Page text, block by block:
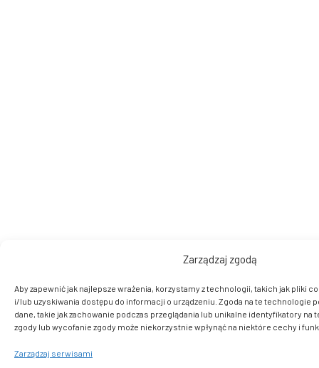
Zarządzaj zgodą
Aby zapewnić jak najlepsze wrażenia, korzystamy z technologii, takich jak pliki
i/lub uzyskiwania dostępu do informacji o urządzeniu. Zgoda na te technologie
dane, takie jak zachowanie podczas przeglądania lub unikalne identyfikatory na
zgody lub wycofanie zgody może niekorzystnie wpłynąć na niektóre cechy i
Zarządzaj serwisami